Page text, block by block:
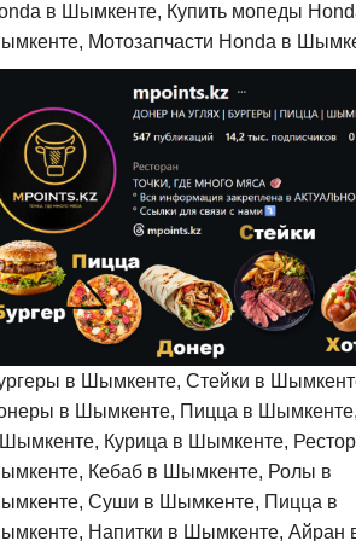
в Шымкенте, Купить мопеды
Мотозапчасти Honda в
в Шымкенте, Стейки в
в Шымкенте, Пицца в
Курица в Шымкенте,
Кебаб в Шымкенте, Ролы в
Суши в Шымкенте, Пицца в
Напитки в Шымкенте, Айран